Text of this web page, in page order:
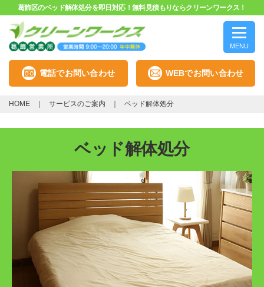
葛飾区のベッド解体処分を即日対応！無料見積もりならクリーンワークス！
MENU
電話でお問い合わせ WEBでお問い合わせ
HOME サービスのご案内 ベッド解体処分
ベッド解体処分